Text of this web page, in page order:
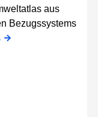
aus
Bezugssystems